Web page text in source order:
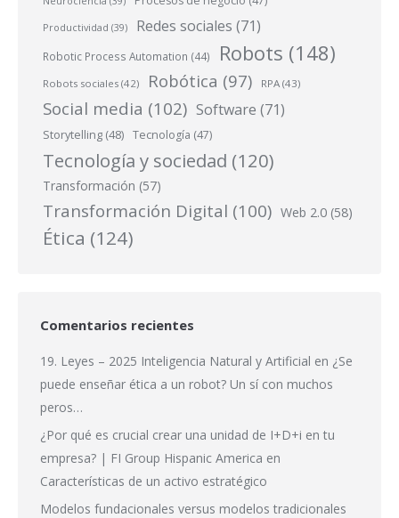
Productividad (39) Redes sociales (71)
Robotic Process Automation (44) Robots (148)
Robots sociales (42) Robótica (97) RPA (43)
Social media (102) Software (71)
Storytelling (48) Tecnología (47)
Tecnología y sociedad (120)
Transformación (57)
Transformación Digital (100) Web 2.0 (58)
Ética (124)
Comentarios recientes
19. Leyes – 2025 Inteligencia Natural y Artificial en ¿Se
puede enseñar ética a un robot? Un sí con muchos
peros…
¿Por qué es crucial crear una unidad de I+D+i en tu
empresa? | FI Group Hispanic America en
Características de un activo estratégico
Modelos fundacionales versus modelos tradicionales